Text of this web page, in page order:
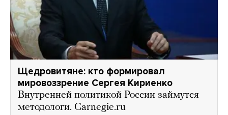
Щедровитяне: кто формировал
мировоззрение Сергея Кириенко
Внутренней политикой России займутся
методологи. Carnegie.ru